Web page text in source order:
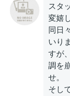
スタ
変嬉
同日
いり
すが
調を
せ。
そし